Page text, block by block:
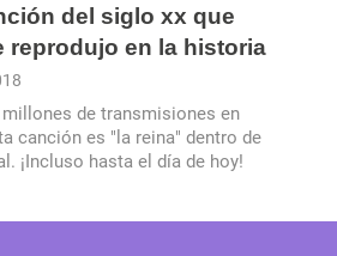
del siglo xx que
reprodujo en la historia
millones de transmisiones en
canción es "la reina" dentro de
¡Incluso hasta el día de hoy!